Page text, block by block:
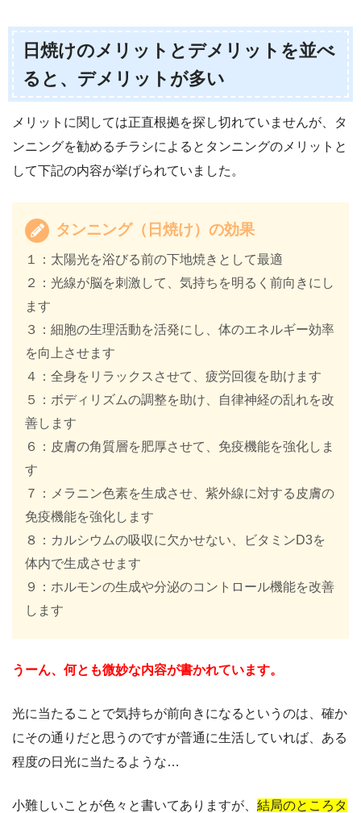
日焼けのメリットとデメリットを並べ
ると、デメリットが多い
メリットに関しては正直根拠を探し切れていませんが、タ
ンニングを勧めるチラシによるとタンニングのメリットと
して下記の内容が挙げられていました。
タンニング（日焼け）の効果
１：太陽光を浴びる前の下地焼きとして最適
２：光線が脳を刺激して、気持ちを明るく前向きにし
ます
３：細胞の生理活動を活発にし、体のエネルギー効率
を向上させます
４：全身をリラックスさせて、疲労回復を助けます
５：ボディリズムの調整を助け、自律神経の乱れを改
善します
６：皮膚の角質層を肥厚させて、免疫機能を強化しま
す
７：メラニン色素を生成させ、紫外線に対する皮膚の
免疫機能を強化します
８：カルシウムの吸収に欠かせない、ビタミンD3を
体内で生成させます
９：ホルモンの生成や分泌のコントロール機能を改善
します
うーん、何とも微妙な内容が書かれています。
光に当たることで気持ちが前向きになるというのは、確か
にその通りだと思うのですが普通に生活していれば、ある
程度の日光に当たるような…
小難しいことが色々と書いてありますが、 結局のところタ